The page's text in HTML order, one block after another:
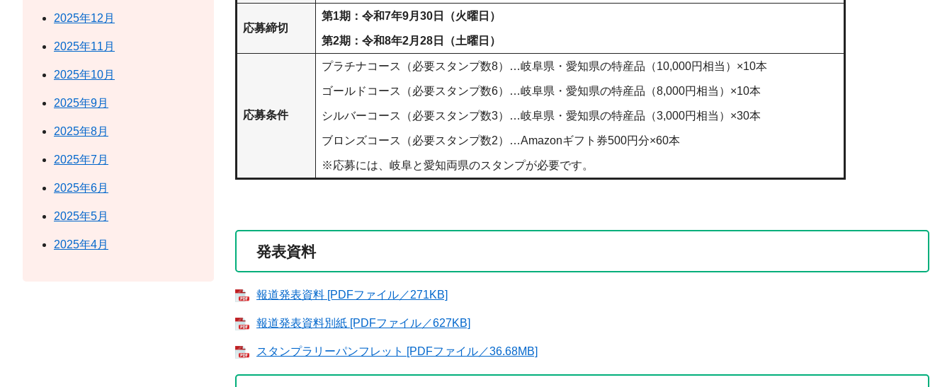
応募締切
第1期：令和7年9月30日（火曜日）
第2期：令和8年2月28日（土曜日）
応募条件
プラチナコース（必要スタンプ数8）…岐阜県・愛知県の特産品（10,000円相当）×10本
ゴールドコース（必要スタンプ数6）…岐阜県・愛知県の特産品（8,000円相当）×10本
シルバーコース（必要スタンプ数3）…岐阜県・愛知県の特産品（3,000円相当）×30本
ブロンズコース（必要スタンプ数2）…Amazonギフト券500円分×60本
※応募には、岐阜と愛知両県のスタンプが必要です。
発表資料
報道発表資料 [PDFファイル／271KB]
報道発表資料別紙 [PDFファイル／627KB]
スタンプラリーパンフレット [PDFファイル／36.68MB]
2025年12月
2025年11月
2025年10月
2025年9月
2025年8月
2025年7月
2025年6月
2025年5月
2025年4月